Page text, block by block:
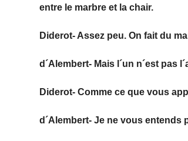
entre le marbre et la chair.
Diderot- Assez peu. On fait du
d´Alembert- Mais l´un n´est pas
Diderot- Comme ce que vous
d´Alembert- Je ne vous entends